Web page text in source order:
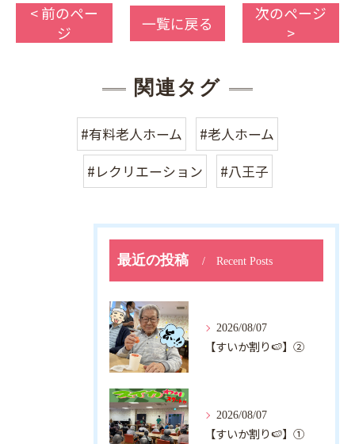
< 前のペー
ジ
一覧に戻る
次のページ
>
関連タグ
#有料老人ホーム
#老人ホーム
#レクリエーション
#八王子
最近の投稿 Recent Posts
2026/08/07
【すいか割り🍉】②
2026/08/07
【すいか割り🍉】①